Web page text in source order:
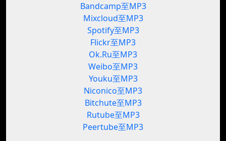
Bandcamp至MP3
Mixcloud至MP3
Spotify至MP3
Flickr至MP3
Ok.Ru至MP3
Weibo至MP3
Youku至MP3
Niconico至MP3
Bitchute至MP3
Rutube至MP3
Peertube至MP3